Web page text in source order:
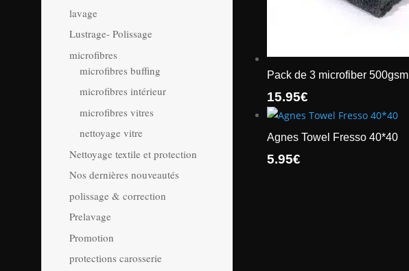
lavage
Lustrage- Polissage
microfibres
microfibres buffing
microfibres intérieur
microfibres vitres
nettoyage vitre
Nettoyage textile et protection
Nos dernières nouveautés
polissage & correction
Prelavage
Promotion
protections carosserie
Pack de 3 microfiber 500gsm
15.95€
Agnes Towel Fresso 40*40
5.95€